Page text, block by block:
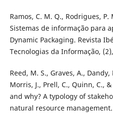
Ramos, C. M. Q., Rodrigues, P.
Sistemas de informação para
Dynamic Packaging. Revista
Tecnologias da Informação,
Reed, M. S., Graves, A.,
Morris, J., Prell, C., Quinn, C.,
and why? A typology of
natural resource